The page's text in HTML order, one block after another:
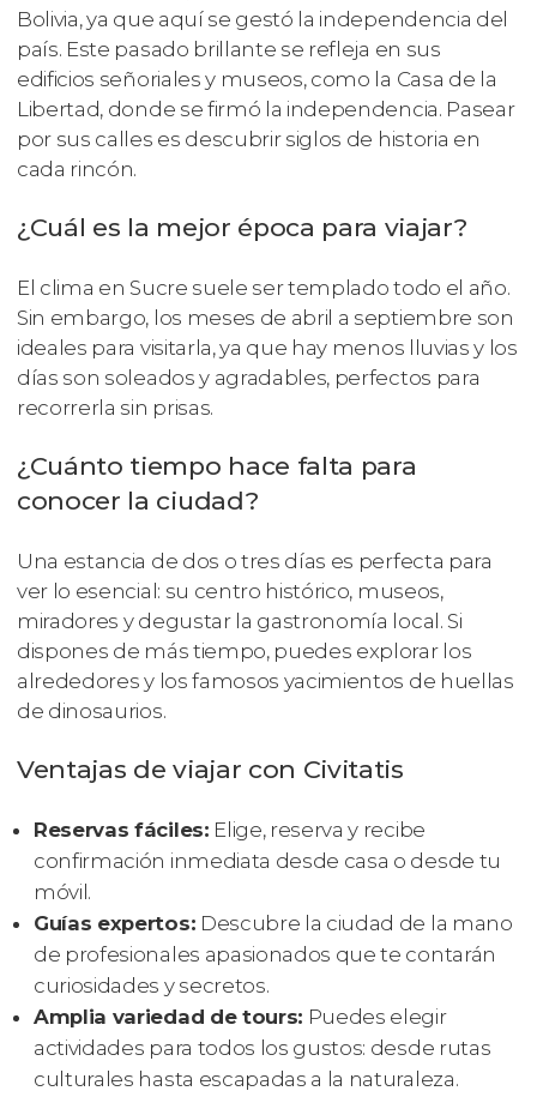
Bolivia, ya que aquí se gestó la independencia del
país. Este pasado brillante se refleja en sus
edificios señoriales y museos, como la Casa de la
Libertad, donde se firmó la independencia. Pasear
por sus calles es descubrir siglos de historia en
cada rincón.
¿Cuál es la mejor época para viajar?
El clima en Sucre suele ser templado todo el año.
Sin embargo, los meses de abril a septiembre son
ideales para visitarla, ya que hay menos lluvias y los
días son soleados y agradables, perfectos para
recorrerla sin prisas.
¿Cuánto tiempo hace falta para
conocer la ciudad?
Una estancia de dos o tres días es perfecta para
ver lo esencial: su centro histórico, museos,
miradores y degustar la gastronomía local. Si
dispones de más tiempo, puedes explorar los
alrededores y los famosos yacimientos de huellas
de dinosaurios.
Ventajas de viajar con Civitatis
Reservas fáciles: Elige, reserva y recibe
confirmación inmediata desde casa o desde tu
móvil.
Guías expertos: Descubre la ciudad de la mano
de profesionales apasionados que te contarán
curiosidades y secretos.
Amplia variedad de tours: Puedes elegir
actividades para todos los gustos: desde rutas
culturales hasta escapadas a la naturaleza.